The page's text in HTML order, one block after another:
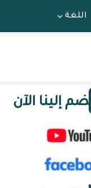
اللغة
انضم إلينا الآن